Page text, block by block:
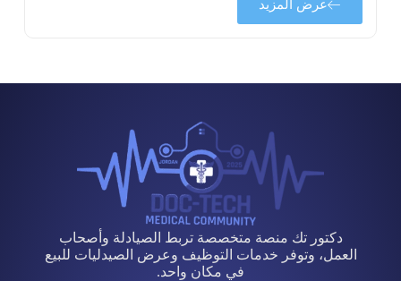
عرض المزيد
دكتور تك منصة متخصصة تربط الصيادلة وأصحاب
العمل، وتوفر خدمات التوظيف وعرض الصيدليات للبيع
في مكان واحد.